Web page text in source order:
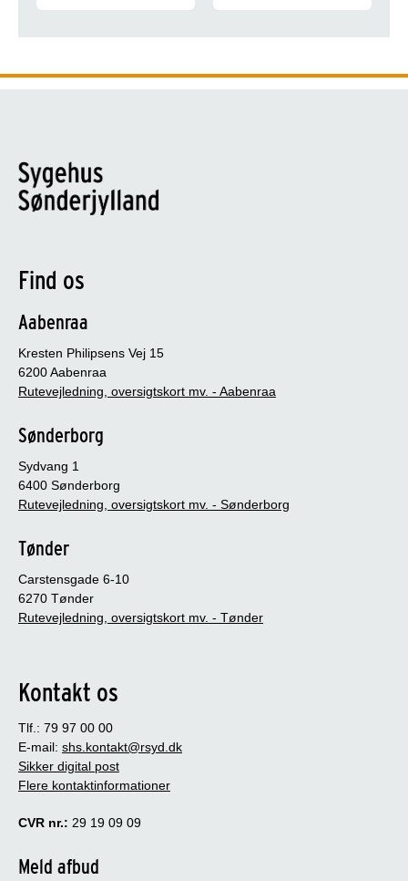
Find os
Aabenraa
Kresten Philipsens Vej 15
6200 Aabenraa
Rutevejledning, oversigtskort mv. - Aabenraa
Sønderborg
Sydvang 1
6400 Sønderborg
Rutevejledning, oversigtskort mv. - Sønderborg
Tønder
Carstensgade 6-10
6270 Tønder
Rutevejledning, oversigtskort mv. - Tønder
Kontakt os
Tlf.: 79 97 00 00
E-mail: shs.kontakt@rsyd.dk
Sikker digital post
Flere kontaktinformationer
CVR nr.: 29 19 09 09
Meld afbud